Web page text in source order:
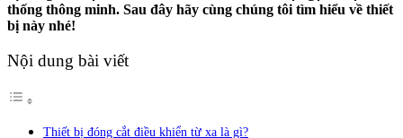
thống thông minh. Sau đây hãy cùng chúng tôi tìm hiểu về thiết
bị này nhé!
Nội dung bài viết
Thiết bị đóng cắt điều khiển từ xa là gì?